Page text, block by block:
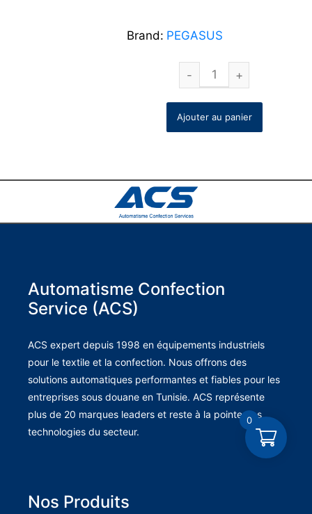
Brand: PEGASUS
Ajouter au panier
Automatisme Confection
Service (ACS)
ACS expert depuis 1998 en équipements industriels
pour le textile et la confection. Nous offrons des
solutions automatiques performantes et fiables pour les
entreprises sous douane en Tunisie. ACS représente
plus de 20 marques leaders et reste à la pointe des
technologies du secteur.
Nos Produits
0